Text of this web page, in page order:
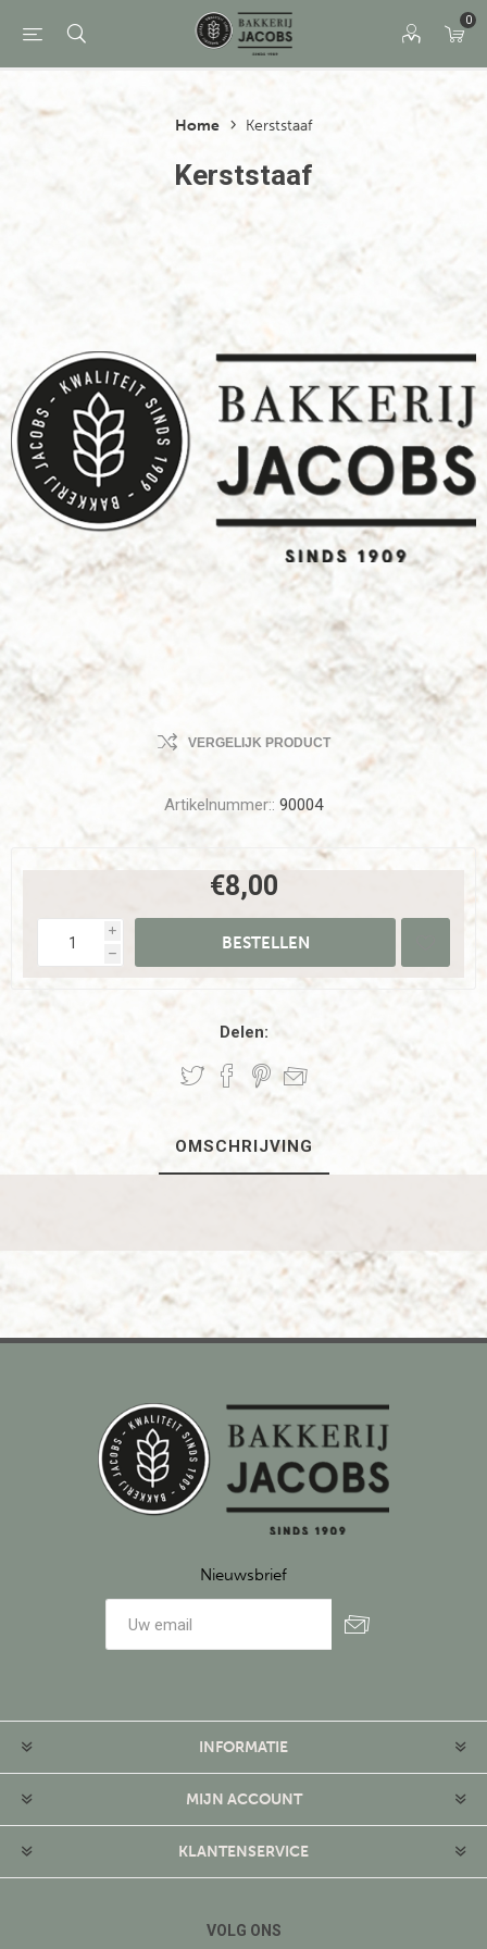
0
Home Kerststaaf
Kerststaaf
VERGELIJK PRODUCT
Artikelnummer:: 90004
€8,00
i
h
Delen:
OMSCHRIJVING
Nieuwsbrief
INFORMATIE
MIJN ACCOUNT
KLANTENSERVICE
VOLG ONS